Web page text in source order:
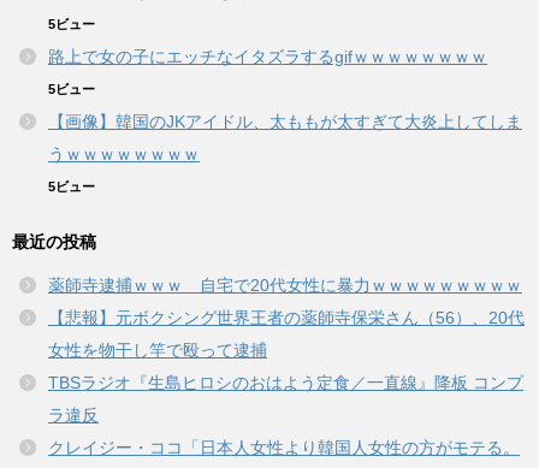
5ビュー
路上で女の子にエッチなイタズラするgifｗｗｗｗｗｗｗｗ
5ビュー
【画像】韓国のJKアイドル、太ももが太すぎて大炎上してしま
うｗｗｗｗｗｗｗｗ
5ビュー
最近の投稿
薬師寺逮捕ｗｗｗ 自宅で20代女性に暴力ｗｗｗｗｗｗｗｗｗ
【悲報】元ボクシング世界王者の薬師寺保栄さん（56）、20代
女性を物干し竿で殴って逮捕
TBSラジオ『生島ヒロシのおはよう定食／一直線』降板 コンプ
ラ違反
クレイジー・ココ「日本人女性より韓国人女性の方がモテる。